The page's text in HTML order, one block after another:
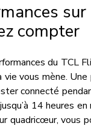
compter
du TCL
vie vous mène.
connecté
14 heures en
quadricœur, vous